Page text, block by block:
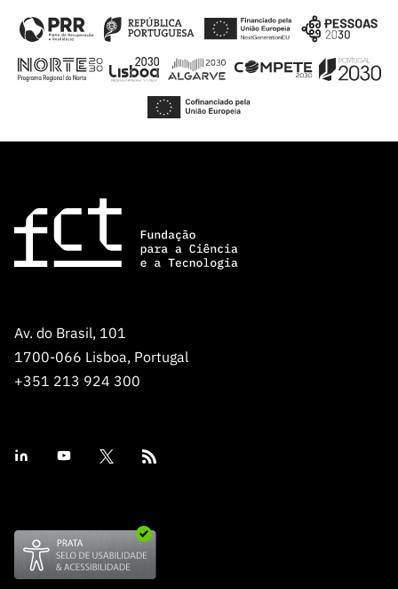
Av. do Brasil, 101
1700-066 Lisboa, Portugal
+351 213 924 300